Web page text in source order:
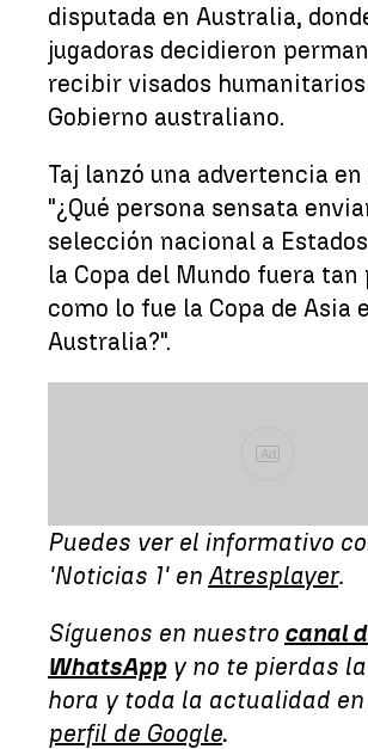
disputada en Australia,
jugadoras decidieron
recibir visados
Gobierno australiano.
Taj lanzó una advertencia en
"¿Qué persona sensata
selección nacional a
la Copa del Mundo fuera
como lo fue la Copa de Asia
Australia?".
Ad
Puedes ver el informativo
'Noticias 1' en Atresplayer.
Síguenos en nuestro canal
WhatsAppy no te pierdas
hora y toda la actualidad
perfil de Google.